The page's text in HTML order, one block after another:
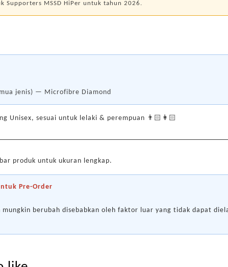
Supporters MSSD HiPer untuk tahun 2026.
jenis) — Microfibre Diamond
Unisex, sesuai untuk lelaki & perempuan 👨🏻👩🏻
produk untuk ukuran lengkap.
Pre-Order
berubah disebabkan oleh faktor luar yang tidak dapat